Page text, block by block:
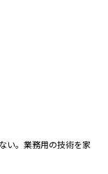
い。業務用の技術を家